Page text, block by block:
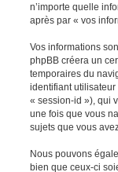
n’importe quelle
après par « vos
Vos informations
phpBB créera un
temporaires du
identifiant
« session-id »), qui
une fois que vous
sujets que vous
Nous pouvons
bien que ceux-ci